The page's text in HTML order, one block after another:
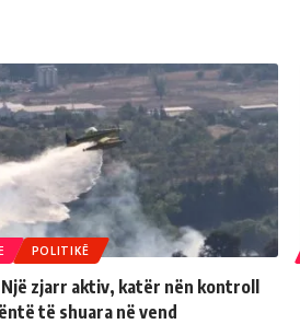
POLITIKË
Një zjarr aktiv, katër nën kontroll
të shuara në vend